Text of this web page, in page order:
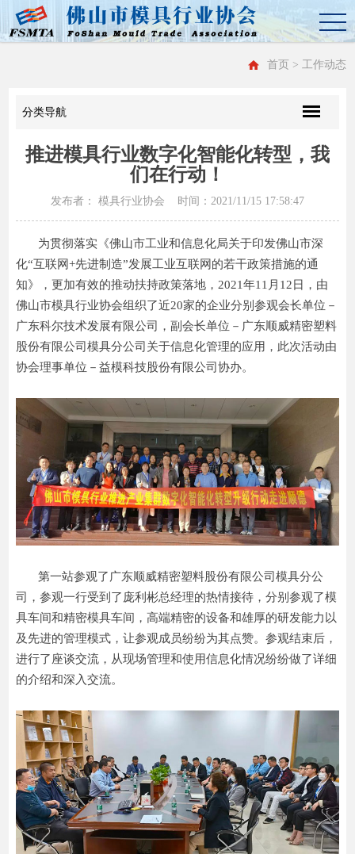
首页 > 工作动态
分类导航
推进模具行业数字化智能化转型，我
们在行动！
发布者： 模具行业协会 时间：2021/11/15 17:58:47
为贯彻落实《佛山市工业和信息化局关于印发佛山市深
化“互联网+先进制造”发展工业互联网的若干政策措施的通
知》，更加有效的推动扶持政策落地，2021年11月12日，由
佛山市模具行业协会组织了近20家的企业分别参观会长单位－
广东科尔技术发展有限公司，副会长单位－广东顺威精密塑料
股份有限公司模具分公司关于信息化管理的应用，此次活动由
协会理事单位－益模科技股份有限公司协办。
第一站参观了广东顺威精密塑料股份有限公司模具分公
司，参观一行受到了庞利彬总经理的热情接待，分别参观了模
具车间和精密模具车间，高端精密的设备和雄厚的研发能力以
及先进的管理模式，让参观成员纷纷为其点赞。参观结束后，
进行了座谈交流，从现场管理和使用信息化情况纷纷做了详细
的介绍和深入交流。